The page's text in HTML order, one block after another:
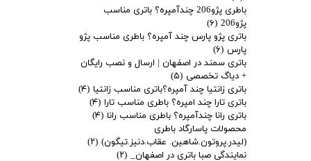
باطری پژو206 چندآمپره؟ باتری مناسب
پژو206
(۶)
باتری پژو پارس چند آمپره؟ باطری مناسب پژو
پارس (۶)
باتری سمند در اصفهان | ارسال و نصب رایگان
+ دیاگ تخصصی (۵)
باتری زانتیا چند آمپره؟باتری مناسب زانتیا (۴)
باتری تارا چند امپره؟ باطری مناسب تارا (۴)
باتری رانا چندآمپره؟ باطری مناسب رانا (۴)
محصولات پاسارگاد باطری
(لیدر.پروتون.شاهین. عقاب.دنیز.تیگون) (۲)
نمایندگی صبا باتری در اصفهان_ (۲)